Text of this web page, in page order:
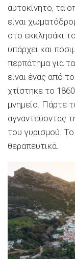
αυτοκίνητο, τα
είναι
στο εκκλησάκι
υπάρχει και
περπάτημα για
είναι ένας από
χτίστηκε το
μνημείο. Πάρτε
αγναντεύοντας
του γυρισμού. Το
θεραπευτικά.